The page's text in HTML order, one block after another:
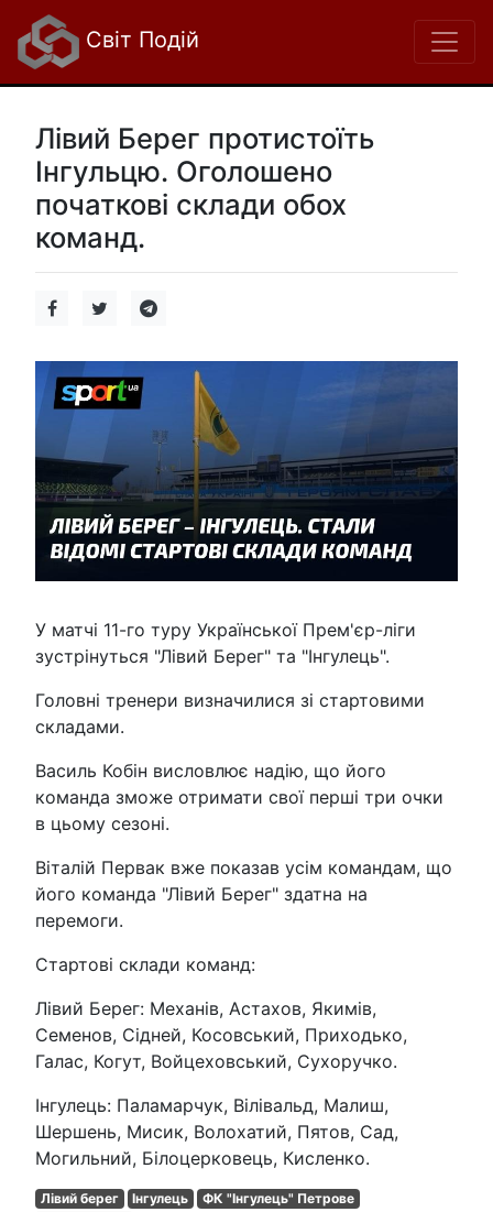
Світ Подій
Лівий Берег протистоїть
Інгульцю. Оголошено
початкові склади обох
команд.
У матчі 11-го туру Української Прем'єр-ліги
зустрінуться "Лівий Берег" та "Інгулець".
Головні тренери визначилися зі стартовими
складами.
Василь Кобін висловлює надію, що його
команда зможе отримати свої перші три очки
в цьому сезоні.
Віталій Первак вже показав усім командам, що
його команда "Лівий Берег" здатна на
перемоги.
Стартові склади команд:
Лівий Берег: Механів, Астахов, Якимів,
Семенов, Сідней, Косовський, Приходько,
Галас, Когут, Войцеховський, Сухоручко.
Інгулець: Паламарчук, Вілівальд, Малиш,
Шершень, Мисик, Волохатий, Пятов, Сад,
Могильний, Білоцерковець, Кисленко.
Лівий берег Інгулець
ФК "Інгулець" Петрове